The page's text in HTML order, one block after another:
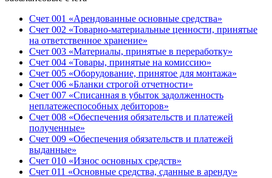
Счет 001 «Арендованные основные средства»
Счет 002 «Товарно-материальные ценности, принятые
на ответственное хранение»
Счет 003 «Материалы, принятые в переработку»
Счет 004 «Товары, принятые на комиссию»
Счет 005 «Оборудование, принятое для монтажа»
Счет 006 «Бланки строгой отчетности»
Счет 007 «Списанная в убыток задолженность
неплатежеспособных дебиторов»
Счет 008 «Обеспечения обязательств и платежей
полученные»
Счет 009 «Обеспечения обязательств и платежей
выданные»
Счет 010 «Износ основных средств»
Счет 011 «Основные средства, сданные в аренду»